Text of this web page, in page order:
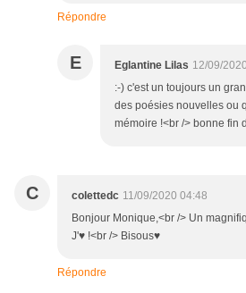
Répondre
E Eglantine Lilas 12/09/
:-) c'est un toujours un
des poésies nouvelles ou
mémoire !<br /> bonne fin
C colettedc 11/09/2020 04:48
Bonjour Monique,<br /> Un
J'♥ !<br /> Bisous♥
Répondre